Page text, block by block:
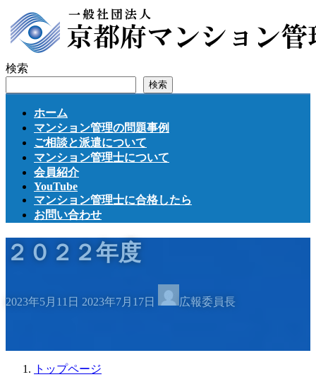
ン
テ
ツ
ビ
ゲ
シ
検索
検索
ホーム
マンション管理の問題事例
ご相談と派遣について
マンション管理士について
会員紹介
YouTube
マンション管理士に合格したら
お問い合わせ
２０２２年度
2023年5月11日 終
日
時
2023年7月17日 広報委員長
トップページ